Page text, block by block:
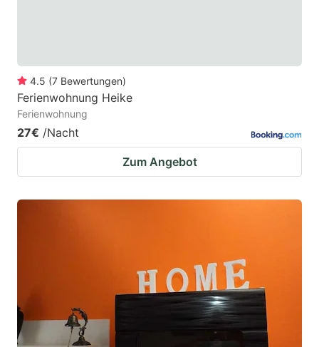
4.5 (7 Bewertungen)
Ferienwohnung Heike
Ferienwohnung
27€ /Nacht
Zum Angebot